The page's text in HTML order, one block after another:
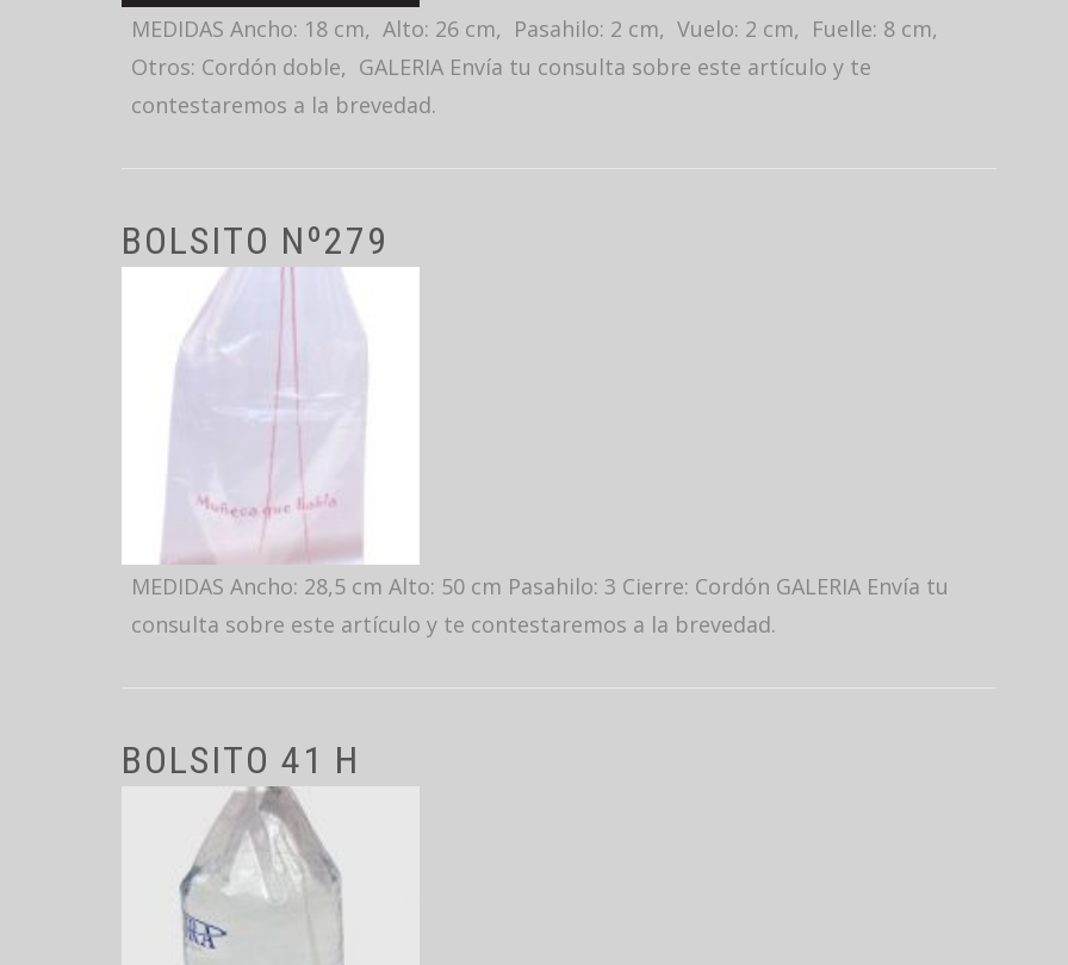
MEDIDAS Ancho: 18 cm, Alto: 26 cm, Pasahilo: 2 cm, Vuelo: 2 cm, Fuelle: 8 cm,
Otros: Cordón doble, GALERIA Envía tu consulta sobre este artículo y te
contestaremos a la brevedad.
BOLSITO Nº279
MEDIDAS Ancho: 28,5 cm Alto: 50 cm Pasahilo: 3 Cierre: Cordón GALERIA Envía tu
consulta sobre este artículo y te contestaremos a la brevedad.
BOLSITO 41 H